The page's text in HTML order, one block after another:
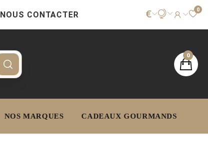
NOUS CONTACTER € 0
0
NOS MARQUES CADEAUX GOURMANDS